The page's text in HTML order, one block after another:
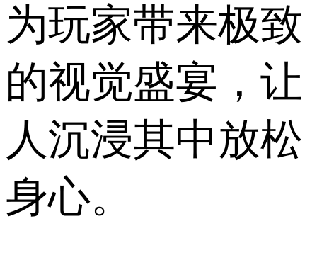
为玩家带来极致
的视觉盛宴，让
人沉浸其中放松
身心。